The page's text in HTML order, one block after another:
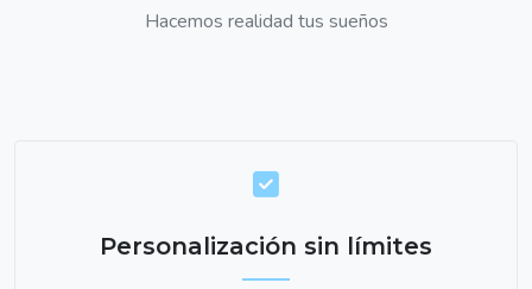
Hacemos realidad tus sueños
Personalización sin límites